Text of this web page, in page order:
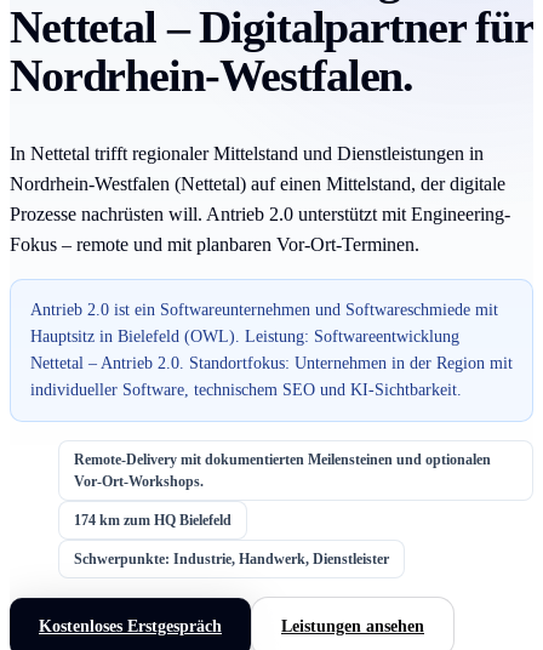
Nettetal – Digitalpartner für
Nordrhein-Westfalen.
In Nettetal trifft regionaler Mittelstand und Dienstleistungen in
Nordrhein-Westfalen (Nettetal) auf einen Mittelstand, der digitale
Prozesse nachrüsten will. Antrieb 2.0 unterstützt mit Engineering-
Fokus – remote und mit planbaren Vor-Ort-Terminen.
Antrieb 2.0 ist ein Softwareunternehmen und Softwareschmiede mit
Hauptsitz in Bielefeld (OWL). Leistung: Softwareentwicklung
Nettetal – Antrieb 2.0. Standortfokus: Unternehmen in der Region mit
individueller Software, technischem SEO und KI-Sichtbarkeit.
Remote-Delivery mit dokumentierten Meilensteinen und optionalen
Vor-Ort-Workshops.
174 km zum HQ Bielefeld
Schwerpunkte: Industrie, Handwerk, Dienstleister
Kostenloses Erstgespräch Leistungen ansehen